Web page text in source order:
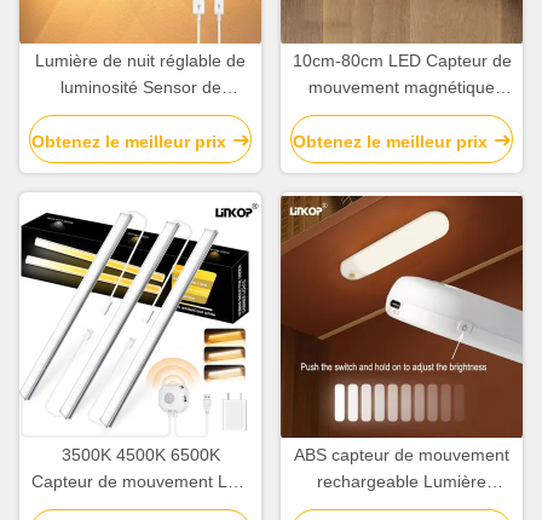
Lumière de nuit réglable de
luminosité Sensor de
mouvement
Obtenez le meilleur prix
10cm-80cm LED Capteur de
mouvement magnétique
Lumière rechargeable Avec
angle de capteur de 120°
Obtenez le meilleur prix
3500K 4500K 6500K
Capteur de mouvement LED
Lumière de nuit intérieure 5V
ABS capteur de mouvement
rechargeable Lumière
intérieure PIR capteur de